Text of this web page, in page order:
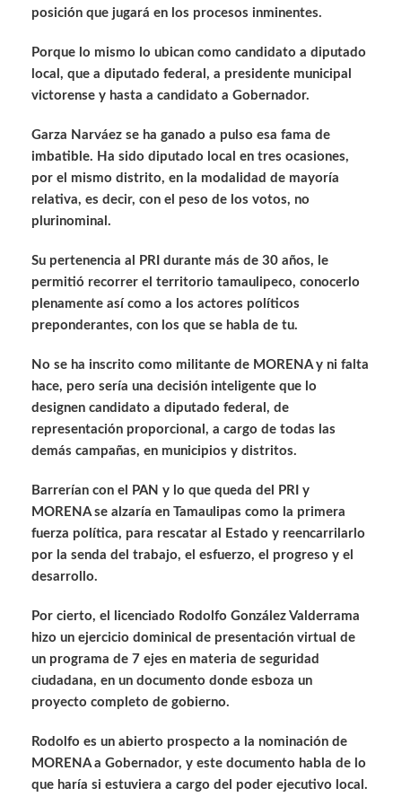
posición que jugará en los procesos inminentes.
Porque lo mismo lo ubican como candidato a diputado
local, que a diputado federal, a presidente municipal
victorense y hasta a candidato a Gobernador.
Garza Narváez se ha ganado a pulso esa fama de
imbatible. Ha sido diputado local en tres ocasiones,
por el mismo distrito, en la modalidad de mayoría
relativa, es decir, con el peso de los votos, no
plurinominal.
Su pertenencia al PRI durante más de 30 años, le
permitió recorrer el territorio tamaulipeco, conocerlo
plenamente así como a los actores políticos
preponderantes, con los que se habla de tu.
No se ha inscrito como militante de MORENA y ni falta
hace, pero sería una decisión inteligente que lo
designen candidato a diputado federal, de
representación proporcional, a cargo de todas las
demás campañas, en municipios y distritos.
Barrerían con el PAN y lo que queda del PRI y
MORENA se alzaría en Tamaulipas como la primera
fuerza política, para rescatar al Estado y reencarrilarlo
por la senda del trabajo, el esfuerzo, el progreso y el
desarrollo.
Por cierto, el licenciado Rodolfo González Valderrama
hizo un ejercicio dominical de presentación virtual de
un programa de 7 ejes en materia de seguridad
ciudadana, en un documento donde esboza un
proyecto completo de gobierno.
Rodolfo es un abierto prospecto a la nominación de
MORENA a Gobernador, y este documento habla de lo
que haría si estuviera a cargo del poder ejecutivo local.